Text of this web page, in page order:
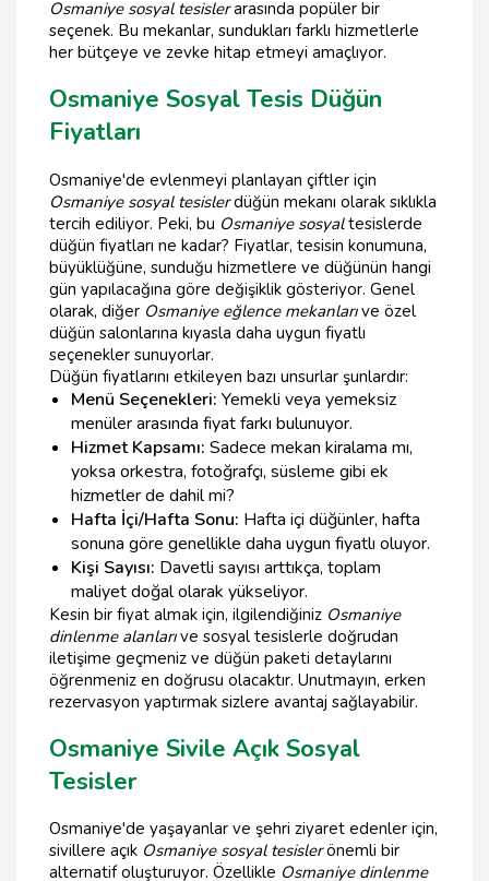
Osmaniye sosyal tesislerarasında popüler bir
seçenek. Bu mekanlar, sundukları farklı hizmetlerle
her bütçeye ve zevke hitap etmeyi amaçlıyor.
Osmaniye Sosyal Tesis Düğün
Fiyatları
Osmaniye'de evlenmeyi planlayan çiftler için
Osmaniye sosyal tesislerdüğün mekanı olarak sıklıkla
tercih ediliyor. Peki, bu Osmaniye sosyaltesislerde
düğün fiyatları ne kadar? Fiyatlar, tesisin konumuna,
büyüklüğüne, sunduğu hizmetlere ve düğünün hangi
gün yapılacağına göre değişiklik gösteriyor. Genel
olarak, diğer Osmaniye eğlence mekanlarıve özel
düğün salonlarına kıyasla daha uygun fiyatlı
seçenekler sunuyorlar.
Düğün fiyatlarını etkileyen bazı unsurlar şunlardır:
Menü Seçenekleri: Yemekli veya yemeksiz
menüler arasında fiyat farkı bulunuyor.
Hizmet Kapsamı: Sadece mekan kiralama mı,
yoksa orkestra, fotoğrafçı, süsleme gibi ek
hizmetler de dahil mi?
Hafta İçi/Hafta Sonu: Hafta içi düğünler, hafta
sonuna göre genellikle daha uygun fiyatlı oluyor.
Kişi Sayısı: Davetli sayısı arttıkça, toplam
maliyet doğal olarak yükseliyor.
Kesin bir fiyat almak için, ilgilendiğiniz Osmaniye
dinlenme alanlarıve sosyal tesislerle doğrudan
iletişime geçmeniz ve düğün paketi detaylarını
öğrenmeniz en doğrusu olacaktır. Unutmayın, erken
rezervasyon yaptırmak sizlere avantaj sağlayabilir.
Osmaniye Sivile Açık Sosyal
Tesisler
Osmaniye'de yaşayanlar ve şehri ziyaret edenler için,
sivillere açık Osmaniye sosyal tesislerönemli bir
alternatif oluşturuyor. Özellikle Osmaniye dinlenme